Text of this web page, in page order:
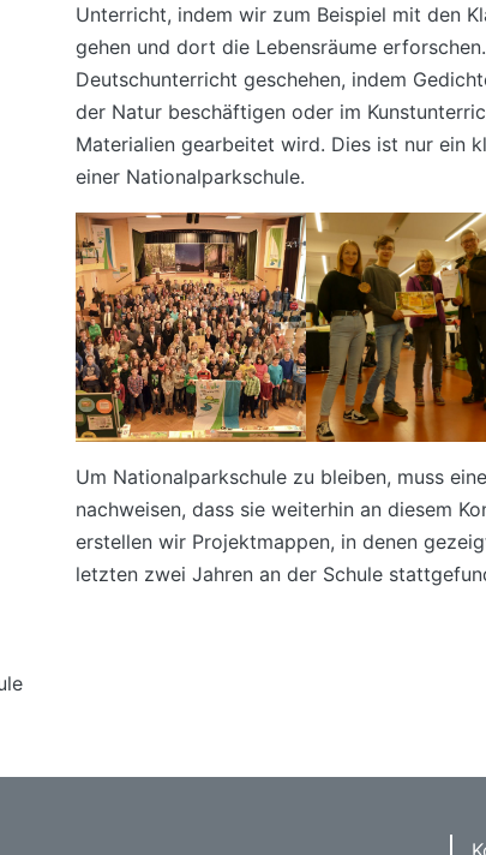
Unterricht, indem wir zum Beispiel mit den
gehen und dort die Lebensräume
Deutschunterricht geschehen, indem
der Natur beschäftigen oder im
Materialien gearbeitet wird. Dies ist nur ein
einer Nationalparkschule.
Um Nationalparkschule zu bleiben, muss
nachweisen, dass sie weiterhin an diesem
erstellen wir Projektmappen, in denen
letzten zwei Jahren an der Schule